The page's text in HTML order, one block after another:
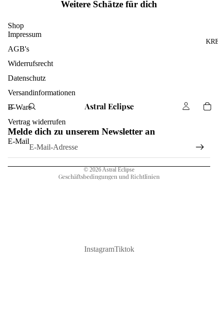
Astral Eclipse
Weitere Schätze für dich
Shop
Impressum
AGB's
Widerrufsrecht
Datenschutz
Versandinformationen
B-Ware
Vertrag widerrufen
Melde dich zu unserem Newsletter an
E-Mail
© 2026 Astral Eclipse
Geschäftsbedingungen und Richtlinien
Widerrufsrecht
Datenschutzerklärung
AGB
Impressum
InstagramTiktok